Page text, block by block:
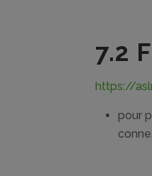
7.2
https://
pour